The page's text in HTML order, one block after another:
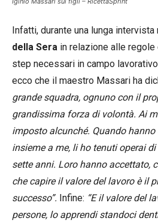
Infatti, durante una lunga intervista
della Sera in relazione alle
step necessari in campo
ecco che il maestro Massari ha
grande squadra, ognuno con il
grandissima forza di volontà. Ai
imposto alcunché. Quando
insieme a me, li ho tenuti operai
sette anni. Loro hanno accettato,
che capire il valore del lavoro è il
successo”. Infine: “E il valore del
persone, lo apprendi standoci